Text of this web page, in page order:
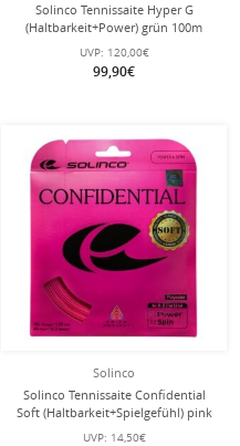
Solinco Tennissaite Hyper G
(Haltbarkeit+Power) grün 100m
Rolle
UVP: 120,00€
99,90€
Solinco
Solinco Tennissaite Confidential
Soft (Haltbarkeit+Spielgefühl) pink
12m Set
UVP: 14,50€